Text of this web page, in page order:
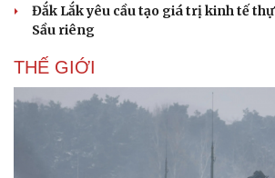
Đắk Lắk yêu cầu tạo giá trị kinh tế
Sầu riêng
THẾ GIỚI